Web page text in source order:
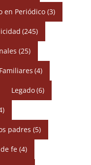
en Periódico (3)
(245)
(25)
(4)
Legado(6)
padres (5)
fe (4)